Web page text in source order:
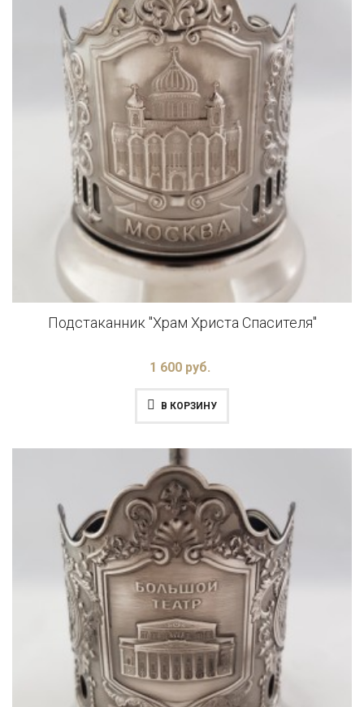
Подстаканник "Храм Христа Спасителя"
1 600 руб.
В КОРЗИНУ